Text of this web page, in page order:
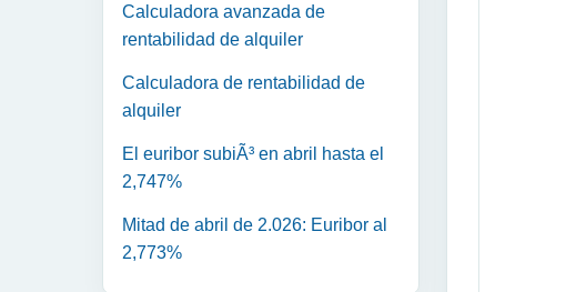
Calculadora avanzada de
rentabilidad de alquiler
Calculadora de rentabilidad de
alquiler
El euribor subiÃ³ en abril hasta el
2,747%
Mitad de abril de 2.026: Euribor al
2,773%